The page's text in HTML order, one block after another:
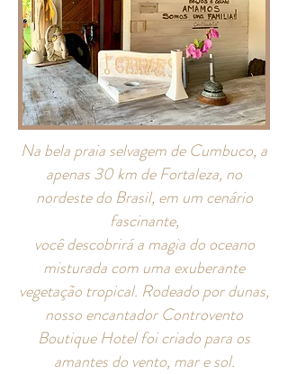
Na bela praia selvagem de Cumbuco, a
apenas 30 km de Fortaleza, no
nordeste do Brasil, em um cenário
fascinante,
você descobrirá a magia do oceano
misturada com uma exuberante
vegetação tropical. Rodeado por dunas,
nosso encantador Controvento
Boutique Hotel foi criado para os
amantes do vento, mar e sol.